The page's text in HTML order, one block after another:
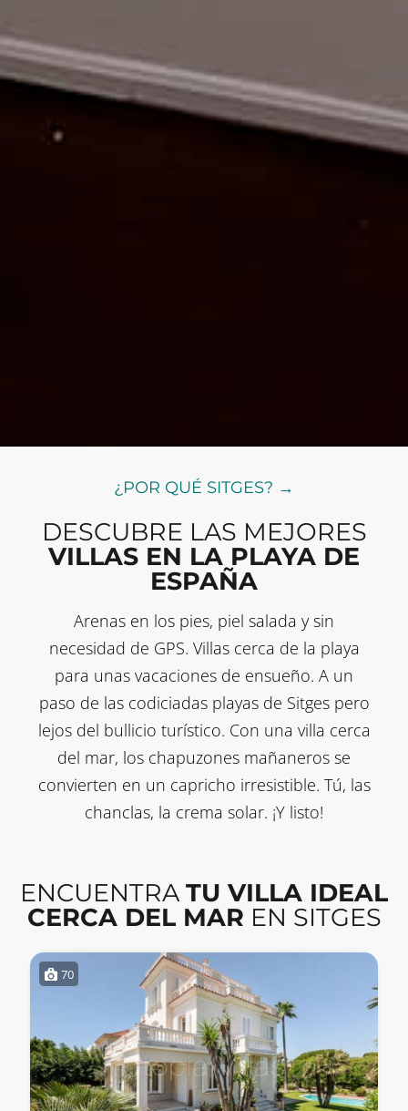
¿POR QUÉ SITGES? →
DESCUBRE LAS MEJORES
VILLAS EN LA PLAYA DE
ESPAÑA
Arenas en los pies, piel salada y sin
necesidad de GPS. Villas cerca de la playa
para unas vacaciones de ensueño. A un
paso de las codiciadas playas de Sitges pero
lejos del bullicio turístico. Con una villa cerca
del mar, los chapuzones mañaneros se
convierten en un capricho irresistible. Tú, las
chanclas, la crema solar. ¡Y listo!
ENCUENTRA TU VILLA IDEAL
CERCA DEL MAR EN SITGES
70